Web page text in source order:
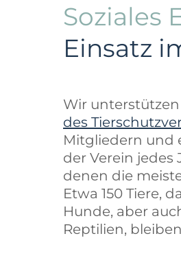
Soziales
Einsatz
Wir unterstützen
des
Mitgliedern und
der Verein jedes
denen die
Etwa 150 Tiere,
Hunde, aber
Reptilien,